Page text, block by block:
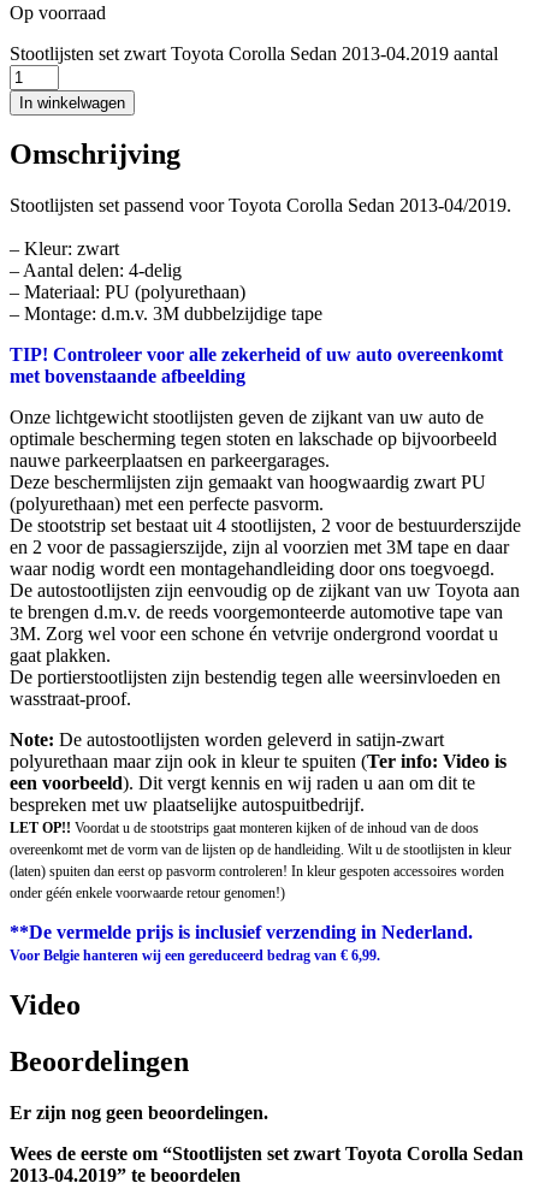
Op voorraad
Stootlijsten set zwart Toyota Corolla Sedan 2013-04.2019 aantal
In winkelwagen
Omschrijving
Stootlijsten set passend voor Toyota Corolla Sedan 2013-04/2019.
– Kleur: zwart
– Aantal delen: 4-delig
– Materiaal: PU (polyurethaan)
– Montage: d.m.v. 3M dubbelzijdige tape
TIP! Controleer voor alle zekerheid of uw auto overeenkomt
met bovenstaande afbeelding
Onze lichtgewicht stootlijsten geven de zijkant van uw auto de
optimale bescherming tegen stoten en lakschade op bijvoorbeeld
nauwe parkeerplaatsen en parkeergarages.
Deze beschermlijsten zijn gemaakt van hoogwaardig zwart PU
(polyurethaan) met een perfecte pasvorm.
De stootstrip set bestaat uit 4 stootlijsten, 2 voor de bestuurderszijde
en 2 voor de passagierszijde, zijn al voorzien met 3M tape en daar
waar nodig wordt een montagehandleiding door ons toegvoegd.
De autostootlijsten zijn eenvoudig op de zijkant van uw Toyota aan
te brengen d.m.v. de reeds voorgemonteerde automotive tape van
3M. Zorg wel voor een schone én vetvrije ondergrond voordat u
gaat plakken.
De portierstootlijsten zijn bestendig tegen alle weersinvloeden en
wasstraat-proof.
Note: De autostootlijsten worden geleverd in satijn-zwart
polyurethaan maar zijn ook in kleur te spuiten (Ter info: Video is
een voorbeeld). Dit vergt kennis en wij raden u aan om dit te
bespreken met uw plaatselijke autospuitbedrijf.
LET OP!! Voordat u de stootstrips gaat monteren kijken of de inhoud van de doos
overeenkomt met de vorm van de lijsten op de handleiding. Wilt u de stootlijsten in kleur
(laten) spuiten dan eerst op pasvorm controleren! In kleur gespoten accessoires worden
onder géén enkele voorwaarde retour genomen!)
**De vermelde prijs is inclusief verzending in Nederland.
Voor Belgie hanteren wij een gereduceerd bedrag van € 6,99.
Video
Beoordelingen
Er zijn nog geen beoordelingen.
Wees de eerste om “Stootlijsten set zwart Toyota Corolla Sedan
2013-04.2019” te beoordelen